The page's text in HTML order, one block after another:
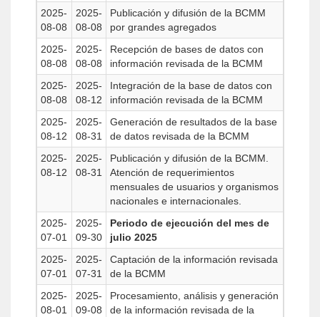
2025-
08-08
2025-
08-08
Publicación y difusión de la BCMM
por grandes agregados
2025-
08-08
2025-
08-08
Recepción de bases de datos con
información revisada de la BCMM
2025-
08-08
2025-
08-12
Integración de la base de datos con
información revisada de la BCMM
2025-
08-12
2025-
08-31
Generación de resultados de la base
de datos revisada de la BCMM
2025-
08-12
2025-
08-31
Publicación y difusión de la BCMM.
Atención de requerimientos
mensuales de usuarios y organismos
nacionales e internacionales.
2025-
07-01
2025-
09-30
Periodo de ejecución del mes de
julio 2025
2025-
07-01
2025-
07-31
Captación de la información revisada
de la BCMM
2025-
08-01
2025-
09-08
Procesamiento, análisis y generación
de la información revisada de la